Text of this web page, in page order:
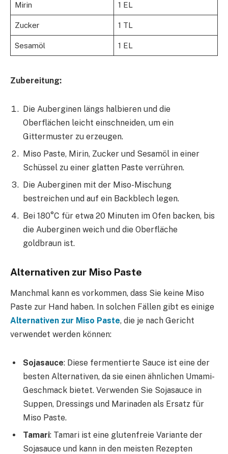
Mirin 1 EL
Zucker 1 TL
Sesamöl 1 EL
Zubereitung:
Die Auberginen längs halbieren und die
Oberflächen leicht einschneiden, um ein
Gittermuster zu erzeugen.
Miso Paste, Mirin, Zucker und Sesamöl in einer
Schüssel zu einer glatten Paste verrühren.
Die Auberginen mit der Miso-Mischung
bestreichen und auf ein Backblech legen.
Bei 180°C für etwa 20 Minuten im Ofen backen, bis
die Auberginen weich und die Oberfläche
goldbraun ist.
Alternativen zur Miso Paste
Manchmal kann es vorkommen, dass Sie keine Miso
Paste zur Hand haben. In solchen Fällen gibt es einige
Alternativen zur Miso Paste, die je nach Gericht
verwendet werden können:
Sojasauce: Diese fermentierte Sauce ist eine der
besten Alternativen, da sie einen ähnlichen Umami-
Geschmack bietet. Verwenden Sie Sojasauce in
Suppen, Dressings und Marinaden als Ersatz für
Miso Paste.
Tamari: Tamari ist eine glutenfreie Variante der
Sojasauce und kann in den meisten Rezepten